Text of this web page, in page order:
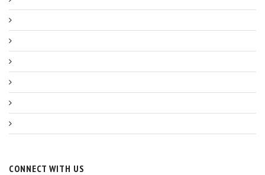
CONNECT WITH US